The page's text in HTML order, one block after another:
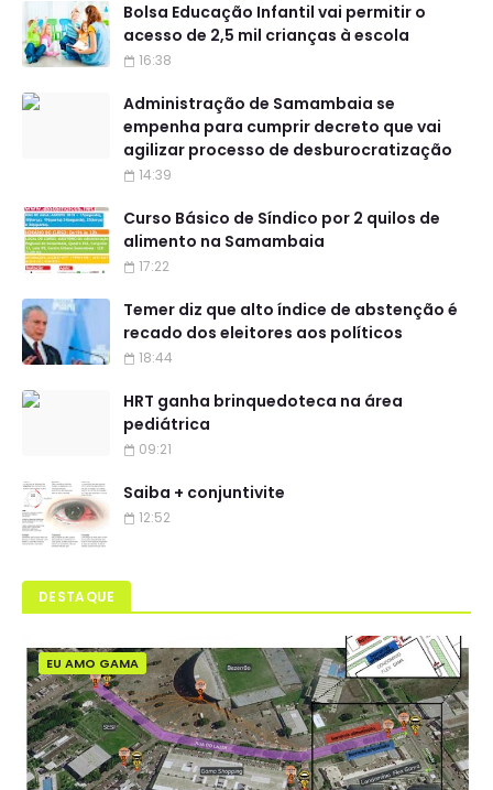
Bolsa Educação Infantil vai permitir o
acesso de 2,5 mil crianças à escola
16:38
Administração de Samambaia se
empenha para cumprir decreto que vai
agilizar processo de desburocratização
14:39
Curso Básico de Síndico por 2 quilos de
alimento na Samambaia
17:22
Temer diz que alto índice de abstenção é
recado dos eleitores aos políticos
18:44
HRT ganha brinquedoteca na área
pediátrica
09:21
Saiba + conjuntivite
12:52
DESTAQUE
EU AMO GAMA